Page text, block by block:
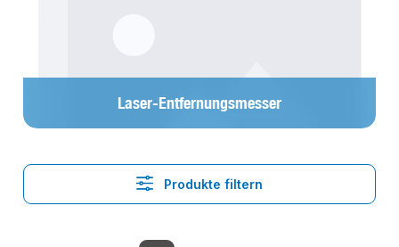
Laser-Entfernungsmesser
Produkte filtern